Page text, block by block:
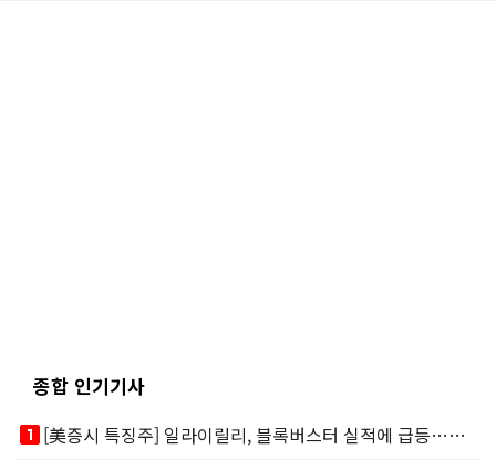
종합 인기기사
looks_one
[美증시 특징주] 일라이릴리, 블록버스터 실적에 급등…마운자로 매출 폭발